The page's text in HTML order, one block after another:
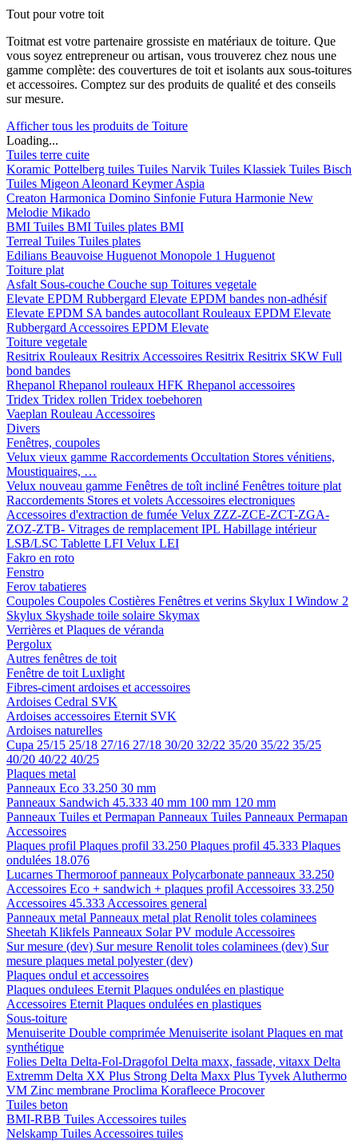
Tout pour votre toit
Toitmat est votre partenaire grossiste en matériaux de toiture. Que
vous soyez entrepreneur ou artisan, vous trouverez chez nous une
gamme complète: des couvertures de toit et isolants aux sous-toitures
et accessoires. Comptez sur des produits de qualité et des conseils
sur mesure.
Afficher tous les produits de Toiture
Loading...
Tuiles terre cuite
Koramic Pottelberg tuiles Tuiles Narvik Tuiles Klassiek Tuiles Bisch
Tuiles Migeon Aleonard KeymerAspia
Creaton Harmonica Domino Sinfonie Futura Harmonie New
Melodie Mikado
BMI Tuiles BMI Tuiles plates BMI
Terreal Tuiles Tuiles plates
Edilians Beauvoise Huguenot Monopole 1 Huguenot
Toiture plat
Asfalt Sous-couche Couche sup Toitures vegetale
Elevate EPDM Rubbergard Elevate EPDM bandes non-adhésif
Elevate EPDM SA bandes autocollant Rouleaux EPDM Elevate
Rubbergard Accessoires EPDM Elevate
Toiture vegetale
Resitrix Rouleaux Resitrix Accessoires Resitrix Resitrix SKW Full
bond bandes
Rhepanol Rhepanol rouleaux HFK Rhepanol accessoires
Tridex Tridex rollen Tridex toebehoren
Vaeplan Rouleau Accessoires
Divers
Fenêtres, coupoles
Velux vieux gamme Raccordements Occultation Stores vénitiens,
Moustiquaires, …
Velux nouveau gamme Fenêtres de toît incliné Fenêtres toiture plat
Raccordements Stores et volets Accessoires electroniques
Accessoires d'extraction de fumée Velux ZZZ-ZCE-ZCT-ZGA-
ZOZ-ZTB- Vitrages de remplacement IPL Habillage intérieur
LSB/LSC Tablette LFI Velux LEI
Fakro en roto
Fenstro
Ferov tabatieres
Coupoles Coupoles Costières Fenêtres et verins Skylux I Window 2
Skylux Skyshade toile solaire Skymax
Verrières et Plaques de véranda
Pergolux
Autres fenêtres de toit
Fenêtre de toit Luxlight
Fibres-ciment ardoises et accessoires
Ardoises Cedral SVK
Ardoises accessoires Eternit SVK
Ardoises naturelles
Cupa 25/15 25/18 27/16 27/18 30/20 32/22 35/20 35/22 35/25
40/20 40/22 40/25
Plaques metal
Panneaux Eco 33.250 30 mm
Panneaux Sandwich 45.333 40 mm 100 mm 120 mm
Panneaux Tuiles et Permapan Panneaux Tuiles Panneaux Permapan
Accessoires
Plaques profil Plaques profil 33.250 Plaques profil 45.333 Plaques
ondulées 18.076
Lucarnes Thermoroof panneaux Polycarbonate panneaux 33.250
Accessoires Eco + sandwich + plaques profil Accessoires 33.250
Accessoires 45.333 Accessoires general
Panneaux metal Panneaux metal plat Renolit toles colaminees
Sheetah Klikfels Panneaux Solar PV module Accessoires
Sur mesure (dev) Sur mesure Renolit toles colaminees (dev) Sur
mesure plaques metal polyester (dev)
Plaques ondul et accessoires
Plaques ondulees Eternit Plaques ondulées en plastique
Accessoires Eternit Plaques ondulées en plastiques
Sous-toiture
Menuiserite Double comprimée Menuiserite isolant Plaques en mat
synthétique
Folies Delta Delta-Fol-Dragofol Delta maxx, fassade, vitaxx Delta
Extremm Delta XX Plus Strong Delta Maxx Plus Tyvek Aluthermo
VM Zinc membrane Proclima Korafleece Procover
Tuiles beton
BMI-RBB Tuiles Accessoires tuiles
Nelskamp Tuiles Accessoires tuiles